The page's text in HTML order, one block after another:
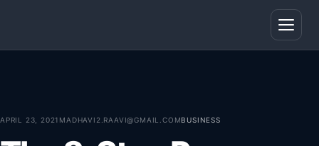
Open
APRIL 23, 2021 MADHAVI2.RAAVI@GMAIL.COMBUSINESS